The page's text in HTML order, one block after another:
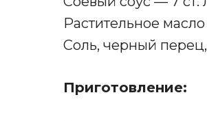
Растительное
Соль, черный
Приготовление: